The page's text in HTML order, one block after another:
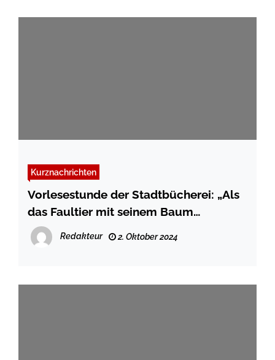
Kurznachrichten
Vorlesestunde der Stadtbücherei: „Als
das Faultier mit seinem Baum
verschwand“
Redakteur 2. Oktober 2024